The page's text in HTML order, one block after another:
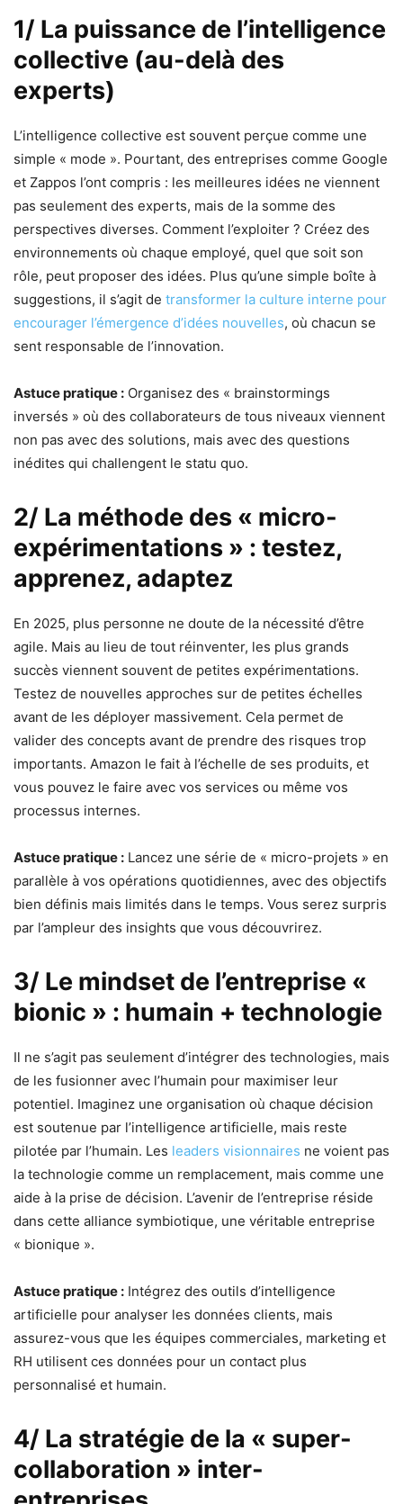
1/ La puissance de l’intelligence
collective (au-delà des
experts)
L’intelligence collective est souvent perçue comme une
simple « mode ». Pourtant, des entreprises comme Google
et Zappos l’ont compris : les meilleures idées ne viennent
pas seulement des experts, mais de la somme des
perspectives diverses. Comment l’exploiter ? Créez des
environnements où chaque employé, quel que soit son
rôle, peut proposer des idées. Plus qu’une simple boîte à
suggestions, il s’agit de transformer la culture interne pour
encourager l’émergence d’idées nouvelles, où chacun se
sent responsable de l’innovation.
Astuce pratique : Organisez des « brainstormings
inversés » où des collaborateurs de tous niveaux viennent
non pas avec des solutions, mais avec des questions
inédites qui challengent le statu quo.
2/ La méthode des « micro-
expérimentations » : testez,
apprenez, adaptez
En 2025, plus personne ne doute de la nécessité d’être
agile. Mais au lieu de tout réinventer, les plus grands
succès viennent souvent de petites expérimentations.
Testez de nouvelles approches sur de petites échelles
avant de les déployer massivement. Cela permet de
valider des concepts avant de prendre des risques trop
importants. Amazon le fait à l’échelle de ses produits, et
vous pouvez le faire avec vos services ou même vos
processus internes.
Astuce pratique : Lancez une série de « micro-projets » en
parallèle à vos opérations quotidiennes, avec des objectifs
bien définis mais limités dans le temps. Vous serez surpris
par l’ampleur des insights que vous découvrirez.
3/ Le mindset de l’entreprise «
bionic » : humain + technologie
Il ne s’agit pas seulement d’intégrer des technologies, mais
de les fusionner avec l’humain pour maximiser leur
potentiel. Imaginez une organisation où chaque décision
est soutenue par l’intelligence artificielle, mais reste
pilotée par l’humain. Les leaders visionnaires ne voient pas
la technologie comme un remplacement, mais comme une
aide à la prise de décision. L’avenir de l’entreprise réside
dans cette alliance symbiotique, une véritable entreprise
« bionique ».
Astuce pratique : Intégrez des outils d’intelligence
artificielle pour analyser les données clients, mais
assurez-vous que les équipes commerciales, marketing et
RH utilisent ces données pour un contact plus
personnalisé et humain.
4/ La stratégie de la « super-
collaboration » inter-